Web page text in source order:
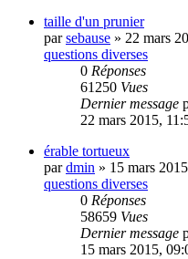
taille d'un prunier
parsebause » 22 mars
questions diverses
0 Réponses
61250 Vues
Dernier message
22 mars 2015,
érable tortueux
pardmin » 15 mars
questions diverses
0 Réponses
58659 Vues
Dernier message
15 mars 2015,